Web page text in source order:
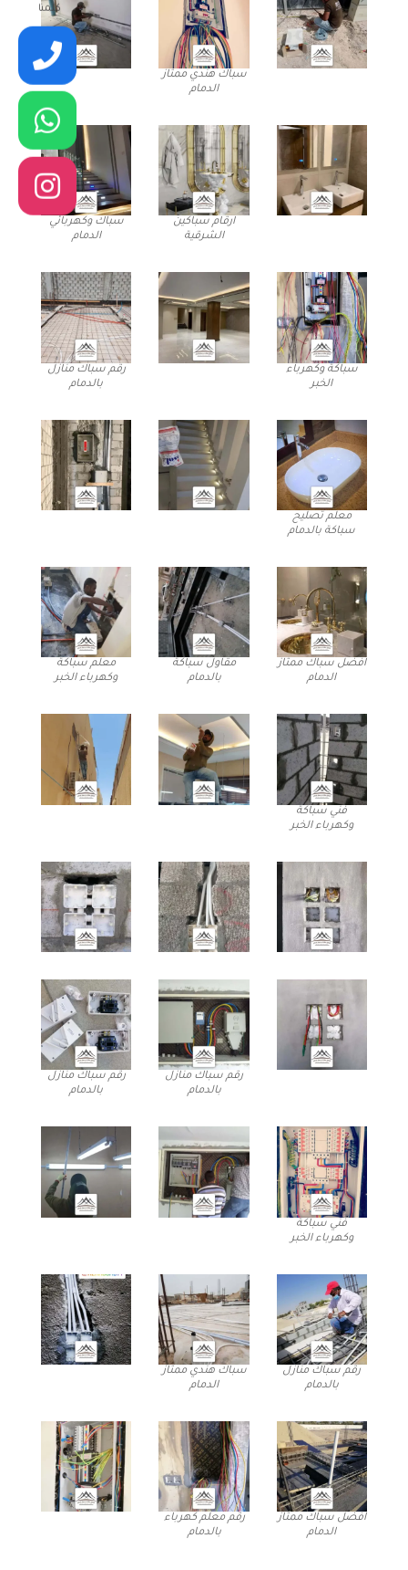
سباك هندي ممتاز
الدمام
ارقام سباكين
الشرقية
سباك وكهربائي
الدمام
سباكة وكهرباء
الخبر
رقم سباك منازل
بالدمام
معلم تصليح
سباكة بالدمام
افضل سباك ممتاز
الدمام
مقاول سباكة
بالدمام
معلم سباكة
وكهرباء الخبر
فني سباكة
وكهرباء الخبر
رقم سباك منازل
بالدمام
رقم سباك منازل
بالدمام
فني سباكة
وكهرباء الخبر
رقم سباك منازل
بالدمام
سباك هندي ممتاز
الدمام
افضل سباك ممتاز
الدمام
رقم معلم كهرباء
بالدمام
كلمنا